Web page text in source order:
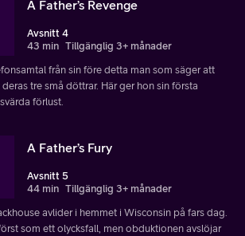
A Father’s Revenge
Avsnitt 4
43 min Tillgänglig 3+ månader
från sin före detta man som säger att
tre små döttrar. Här ger hon sin första
förlust.
A Father’s Fury
Avsnitt 5
44 min Tillgänglig 3+ månader
avlider i hemmet i Wisconsin på fars dag.
som ett olycksfall, men obduktionen avslöjar